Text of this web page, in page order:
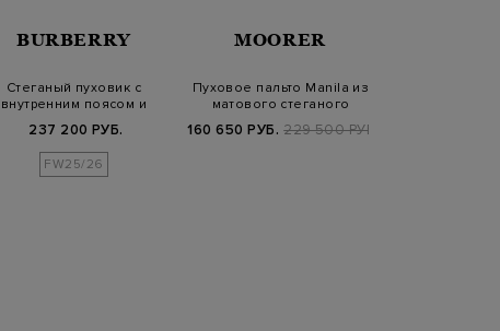
BURBERRY
Стеганый пуховик с
внутренним поясом и
237 200 РУБ.
FW25/26
MOORER
Пуховое пальто Manila из
матового стеганого
160 650 РУБ. 229 500 РУБ.